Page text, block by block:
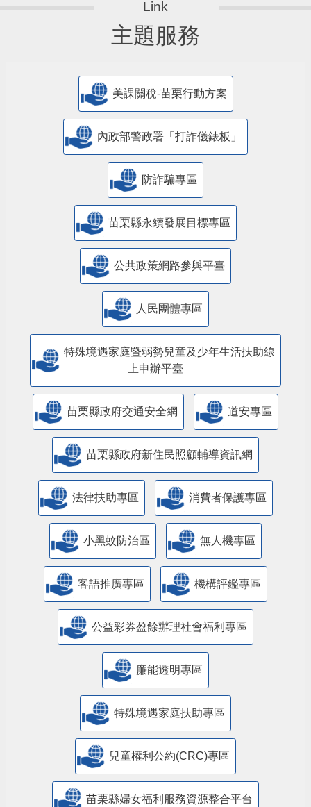
主題服務
美課關稅-苗栗行動方案
內政部警政署「打詐儀錶板」
防詐騙專區
苗栗縣永續發展目標專區
公共政策網路參與平臺
人民團體專區
特殊境遇家庭暨弱勢兒童及少年生活扶助線
上申辦平臺
苗栗縣政府交通安全網 道安專區
苗栗縣政府新住民照顧輔導資訊網
法律扶助專區 消費者保護專區
小黑蚊防治區 無人機專區
客語推廣專區 機構評鑑專區
公益彩券盈餘辦理社會福利專區
廉能透明專區
特殊境遇家庭扶助專區
兒童權利公約(CRC)專區
苗栗縣婦女福利服務資源整合平台